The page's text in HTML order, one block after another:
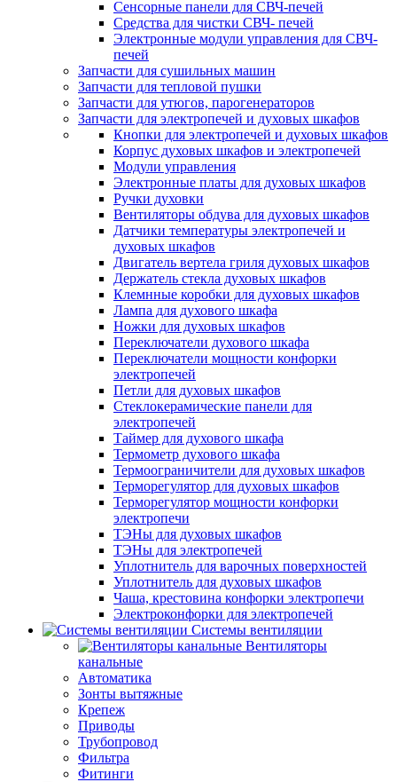
Сенсорные панели для СВЧ-печей
Средства для чистки СВЧ- печей
Электронные модули управления для СВЧ-
печей
Запчасти для сушильных машин
Запчасти для тепловой пушки
Запчасти для утюгов, парогенераторов
Запчасти для электропечей и духовых шкафов
Кнопки для электропечей и духовых шкафов
Корпус духовых шкафов и электропечей
Модули управления
Электронные платы для духовых шкафов
Ручки духовки
Вентиляторы обдува для духовых шкафов
Датчики температуры электропечей и
духовых шкафов
Двигатель вертела гриля духовых шкафов
Держатель стекла духовых шкафов
Клемнные коробки для духовых шкафов
Лампа для духового шкафа
Ножки для духовых шкафов
Переключатели духового шкафа
Переключатели мощности конфорки
электропечей
Петли для духовых шкафов
Стеклокерамические панели для
электропечей
Таймер для духового шкафа
Термометр духового шкафа
Термоограничители для духовых шкафов
Терморегулятор для духовых шкафов
Терморегулятор мощности конфорки
электропечи
ТЭНы для духовых шкафов
ТЭНы для электропечей
Уплотнитель для варочных поверхностей
Уплотнитель для духовых шкафов
Чаша, крестовина конфорки электропечи
Электроконфорки для электропечей
Системы вентиляции
Вентиляторы
канальные
Автоматика
Зонты вытяжные
Крепеж
Приводы
Трубопровод
Фильтра
Фитинги